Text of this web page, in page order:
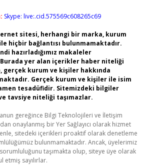
Skype: live:.cid.575569c608265c69
sitesi, herhangi bir marka, kurum
hiçbir bağlantısı bulunmamaktadır.
hazırladığımız makaleler
Burada yer alan içerikler haber niteliği
gerçek kurum ve kişiler hakkında
Gerçek kurum ve kişiler ile isim
tesadüfidir. Sitemizdeki bilgiler
tavsiye niteliği taşımazlar.
gereğince Bilgi Teknolojileri ve İletişim
onaylanmış bir Yer Sağlayıcı olarak hizmet
sitedeki içerikleri proaktif olarak denetleme
bulunmamaktadır. Ancak, üyelerimiz
taşımakta olup, siteye üye olarak
etmiş sayılırlar.